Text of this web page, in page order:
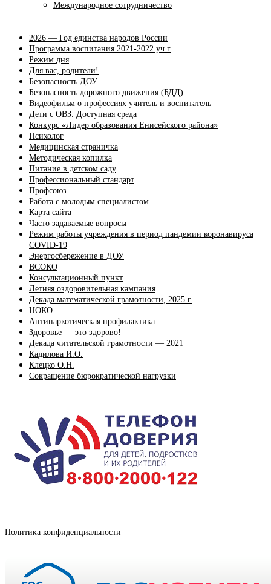
Международное сотрудничество
2026 — Год единства народов России
Программа воспитания 2021-2022 уч.г
Режим дня
Для вас, родители!
Безопасность ДОУ
Безопасность дорожного движения (БДД)
Видеофильм о профессиях учитель и воспитатель
Дети с ОВЗ. Доступная среда
Конкурс «Лидер образования Енисейского района»
Психолог
Медицинская страничка
Методическая копилка
Питание в детском саду
Профессиональный стандарт
Профсоюз
Работа с молодым специалистом
Карта сайта
Часто задаваемые вопросы
Режим работы учреждения в период пандемии коронавируса
COVID-19
Энергосбережение в ДОУ
ВСОКО
Консультационный пункт
Летняя оздоровительная кампания
Декада математической грамотности, 2025 г.
НОКО
Антинаркотическая профилактика
Здоровье — это здорово!
Декада читательской грамотности — 2021
Кадилова И.О.
Клецко О.Н.
Сокращение бюрократической нагрузки
Политика конфиденциальности